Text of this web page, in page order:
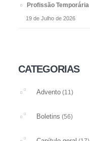
Profissão Temporária
19 de Julho de 2026
CATEGORIAS
Advento (11)
Boletins (56)